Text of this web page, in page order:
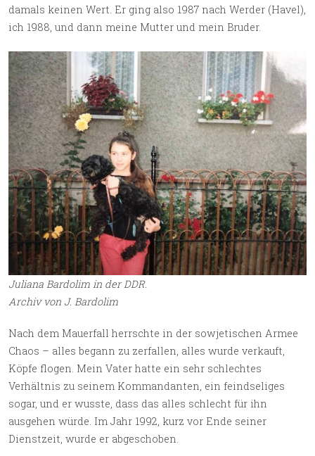
damals keinen Wert. Er ging also 1987 nach Werder (Havel),
ich 1988, und dann meine Mutter und mein Bruder.
Juliana Bardolim in der DDR.
Archiv von J. Bardolim
Nach dem Mauerfall herrschte in der sowjetischen Armee
Chaos – alles begann zu zerfallen, alles wurde verkauft,
Köpfe flogen. Mein Vater hatte ein sehr schlechtes
Verhältnis zu seinem Kommandanten, ein feindseliges
sogar, und er wusste, dass das alles schlecht für ihn
ausgehen würde. Im Jahr 1992, kurz vor Ende seiner
Dienstzeit, wurde er abgeschoben.